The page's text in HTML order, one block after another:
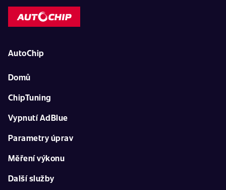
AutoChip
Domů
ChipTuning
Vypnutí AdBlue
Parametry úprav
Měření výkonu
Další služby